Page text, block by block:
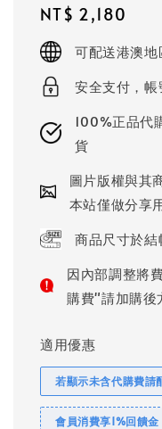
Regular
price
NT$ 2,180
可配送港澳
安全支付，帳
100%正品代
貨
圖片版權與其
本站僅做分享
商品尺寸於結
因內部調整將
購費"請加購後
適用優惠
若顯示未含代購費請
會員消費享1%回饋金